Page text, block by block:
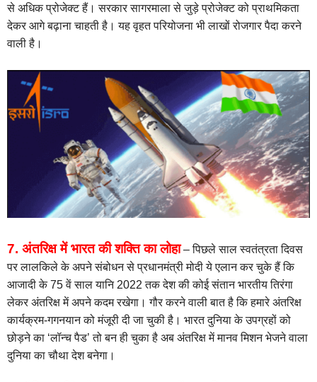
से अधिक प्रोजेक्ट हैं। सरकार सागरमाला से जुड़े प्रोजेक्ट को प्राथमिकता
देकर आगे बढ़ाना चाहती है। यह वृहत परियोजना भी लाखों रोजगार पैदा करने
वाली है।
7. अंतरिक्ष में भारत की शक्ति का लोहा– पिछले साल स्वतंत्रता दिवस
पर लालकिले के अपने संबोधन से प्रधानमंत्री मोदी ये एलान कर चुके हैं कि
आजादी के 75 वें साल यानि 2022 तक देश की कोई संतान भारतीय तिरंगा
लेकर अंतरिक्ष में अपने कदम रखेगा। गौर करने वाली बात है कि हमारे अंतरिक्ष
कार्यक्रम-गगनयान को मंजूरी दी जा चुकी है। भारत दुनिया के उपग्रहों को
छोड़ने का ‘लॉन्च पैड’ तो बन ही चुका है अब अंतरिक्ष में मानव मिशन भेजने वाला
दुनिया का चौथा देश बनेगा।